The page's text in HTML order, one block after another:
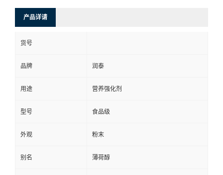
产品详请
货号
品牌 润泰
用途 营养强化剂
型号 食品级
外观 粉末
别名 薄荷醇